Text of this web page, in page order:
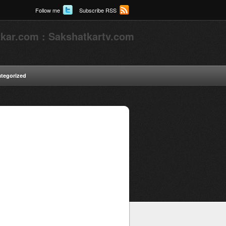
Follow me Subscribe RSS
: Sakshatkartv.com